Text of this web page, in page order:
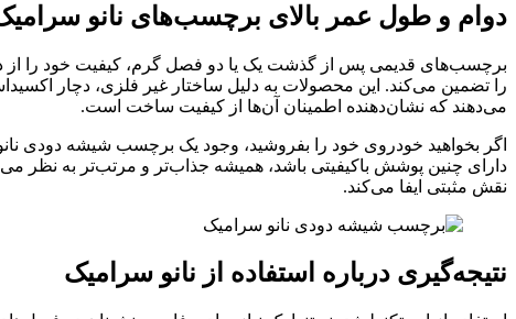
دوام و طول عمر بالای برچسب‌های نانو
برچسب‌های قدیمی پس از گذشت یک یا دو فصل گرم، کیفیت خود را از
را تضمین می‌کند. این محصولات به دلیل ساختار غیر فلزی، دچار
می‌دهند که نشان‌دهنده اطمینان آن‌ها از کیفیت ساخت است.
اگر بخواهید خودروی خود را بفروشید، وجود یک برچسب شیشه دودی
دارای چنین پوشش باکیفیتی باشد، همیشه جذاب‌تر و مرتب‌تر به نظر
نقش مثبتی ایفا می‌کند.
نتیجه‌گیری درباره استفاده از نانو سرامیک